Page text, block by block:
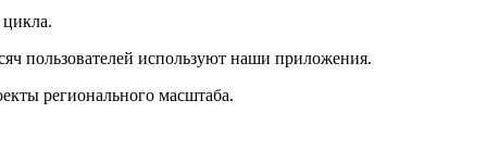
пользователей используют наши приложения.
регионального масштаба.